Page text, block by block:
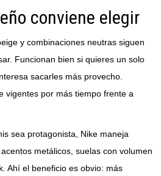
conviene elegir
y combinaciones neutras siguen
Funcionan bien si quieres un solo
sacarles más provecho.
vigentes por más tiempo frente a
sea protagonista, Nike maneja
metálicos, suelas con volumen
Ahí el beneficio es obvio: más